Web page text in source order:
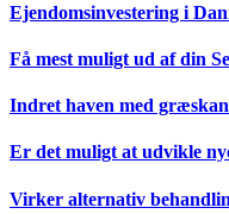
Ejendomsinvestering i
Få mest muligt ud af din
Indret haven med
Er det muligt at udvikle
Virker alternativ